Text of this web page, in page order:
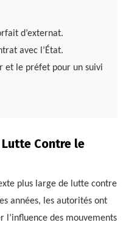
d’externat.
avec l’État.
et le préfet pour un suivi
Contre le
plus large de lutte contre
années, les autorités ont
des mouvements